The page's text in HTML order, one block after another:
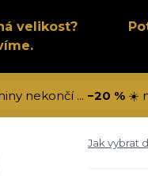
velikost?
nekončí ... −20 %☀️
Jak vybrat